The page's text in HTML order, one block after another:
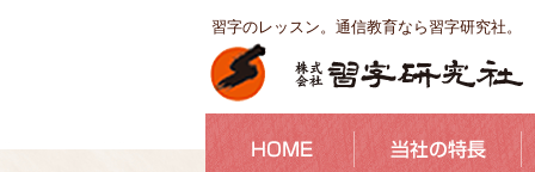
習字のレッスン。通信教育なら習字研究社。